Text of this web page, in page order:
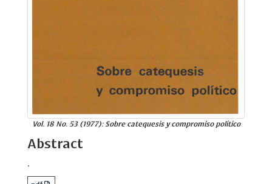
Vol. 18 No. 53 (1977): Sobre catequesis y compromiso político
Abstract
.